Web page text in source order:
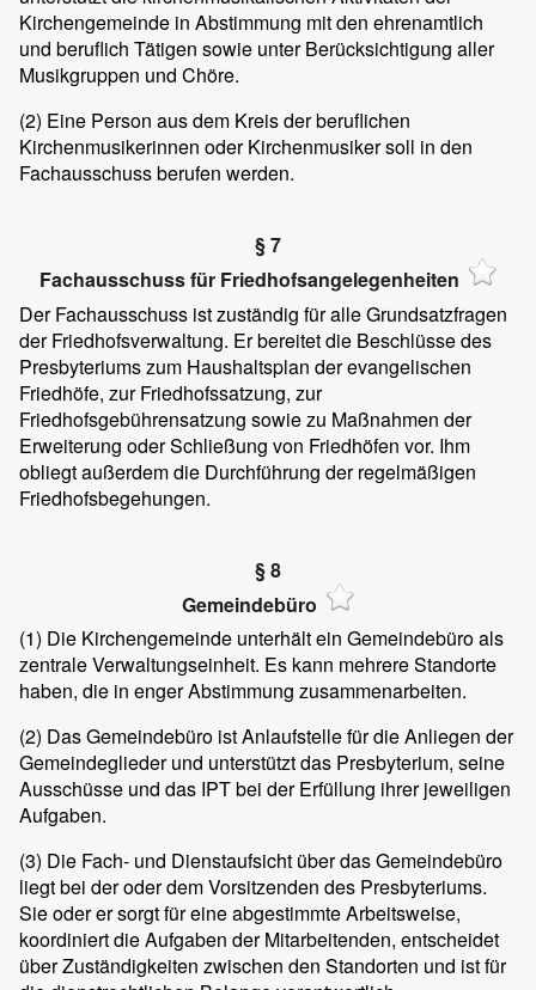
Kirchengemeinde in Abstimmung mit den ehrenamtlich
und beruflich Tätigen sowie unter Berücksichtigung aller
Musikgruppen und Chöre.
(2) Eine Person aus dem Kreis der beruflichen
Kirchenmusikerinnen oder Kirchenmusiker soll in den
Fachausschuss berufen werden.
§ 7
Fachausschuss für Friedhofsangelegenheiten
Der Fachausschuss ist zuständig für alle Grundsatzfragen
der Friedhofsverwaltung. Er bereitet die Beschlüsse des
Presbyteriums zum Haushaltsplan der evangelischen
Friedhöfe, zur Friedhofssatzung, zur
Friedhofsgebührensatzung sowie zu Maßnahmen der
Erweiterung oder Schließung von Friedhöfen vor. Ihm
obliegt außerdem die Durchführung der regelmäßigen
Friedhofsbegehungen.
§ 8
Gemeindebüro
(1) Die Kirchengemeinde unterhält ein Gemeindebüro als
zentrale Verwaltungseinheit. Es kann mehrere Standorte
haben, die in enger Abstimmung zusammenarbeiten.
(2) Das Gemeindebüro ist Anlaufstelle für die Anliegen der
Gemeindeglieder und unterstützt das Presbyterium, seine
Ausschüsse und das IPT bei der Erfüllung ihrer jeweiligen
Aufgaben.
(3) Die Fach- und Dienstaufsicht über das Gemeindebüro
liegt bei der oder dem Vorsitzenden des Presbyteriums.
Sie oder er sorgt für eine abgestimmte Arbeitsweise,
koordiniert die Aufgaben der Mitarbeitenden, entscheidet
über Zuständigkeiten zwischen den Standorten und ist für